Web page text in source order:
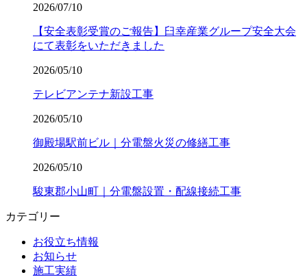
2026/07/10
【安全表彰受賞のご報告】臼幸産業グループ安全大会
にて表彰をいただきました
2026/05/10
テレビアンテナ新設工事
2026/05/10
御殿場駅前ビル｜分電盤火災の修繕工事
2026/05/10
駿東郡小山町｜分電盤設置・配線接続工事
カテゴリー
お役立ち情報
お知らせ
施工実績